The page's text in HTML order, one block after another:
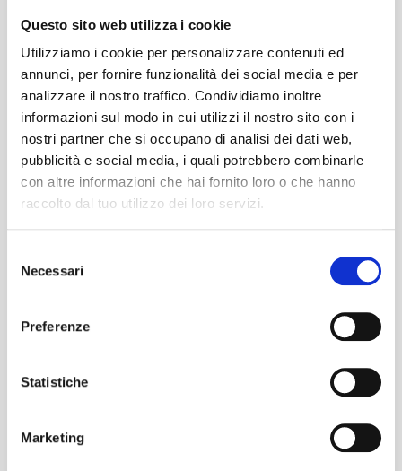
Questo sito web utilizza i cookie
Utilizziamo i cookie per personalizzare contenuti ed
annunci, per fornire funzionalità dei social media e per
analizzare il nostro traffico. Condividiamo inoltre
informazioni sul modo in cui utilizzi il nostro sito con i
nostri partner che si occupano di analisi dei dati web,
pubblicità e social media, i quali potrebbero combinarle
con altre informazioni che hai fornito loro o che hanno
raccolto dal tuo utilizzo dei loro servizi.
delNecessari
Preferenze
Statistiche
Marketing
resistente rispetto ad altri materiali.
Microforato (PVC o Soltis): Ideale per la
ventilazione e la protezione dal calore,
permette il passaggio della luce senza
surriscaldare gli ambienti.
tende all’arredamento
Le tende da sole non sono solo funzionali, ma
anche un elemento estetico che può valorizzare il
tuo spazio esterno. Alcuni aspetti da considerare:
meglio la luce e mantengono la zona più
fresca, mentre quelli scuri offrono maggiore